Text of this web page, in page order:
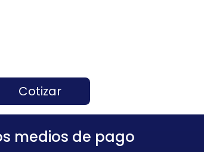
Cotizar
medios de pago